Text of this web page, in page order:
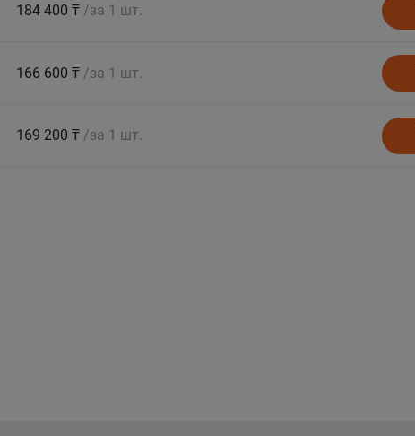
184 400 ₸ /за 1 шт.
166 600 ₸ /за 1 шт.
169 200 ₸ /за 1 шт.